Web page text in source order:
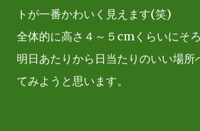
トが一番かわいく見えます(笑)
全体的に高さ４～５cmくらいにそろ
明日あたりから日当たりのいい場所
てみようと思います。